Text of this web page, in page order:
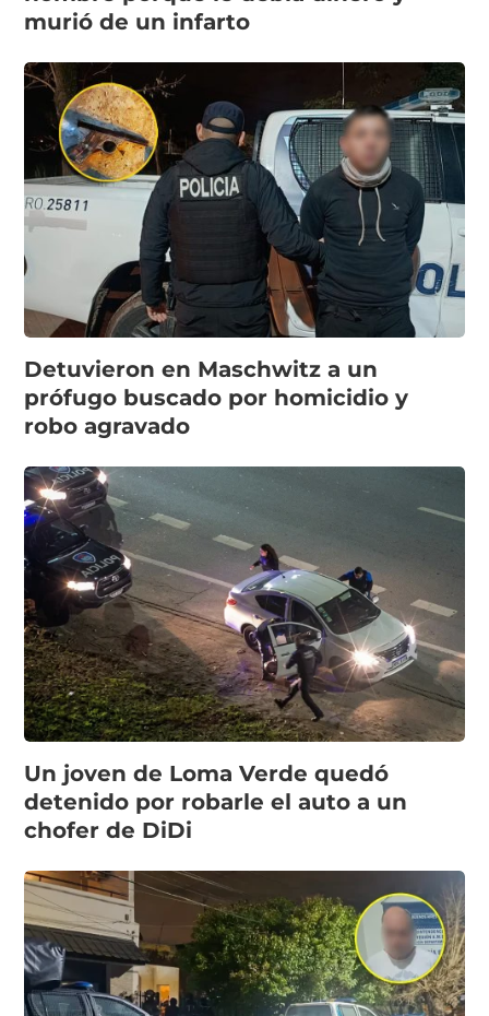
murió de un infarto
Detuvieron en Maschwitz a un
prófugo buscado por homicidio y
robo agravado
Un joven de Loma Verde quedó
detenido por robarle el auto a un
chofer de DiDi